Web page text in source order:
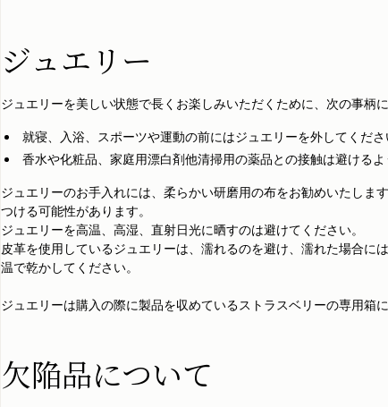
ジュエリー
ジュエリーを美しい状態で長くお楽しみいただくために、次の事柄
就寝、入浴、スポーツや運動の前にはジュエリーを外してくださ
香水や化粧品、家庭用漂白剤他清掃用の薬品との接触は避けるよ
ジュエリーのお手入れには、柔らかい研磨用の布をお勧めいたしま
つける可能性があります。
ジュエリーを高温、高湿、直射日光に晒すのは避けてください。
皮革を使用しているジュエリーは、濡れるのを避け、濡れた場合に
温で乾かしてください。
ジュエリーは購入の際に製品を収めているストラスベリーの専用箱
欠陥品について